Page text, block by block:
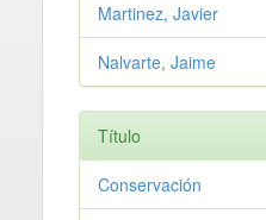
Martinez, Javier
Nalvarte, Jaime
Título
Conservación